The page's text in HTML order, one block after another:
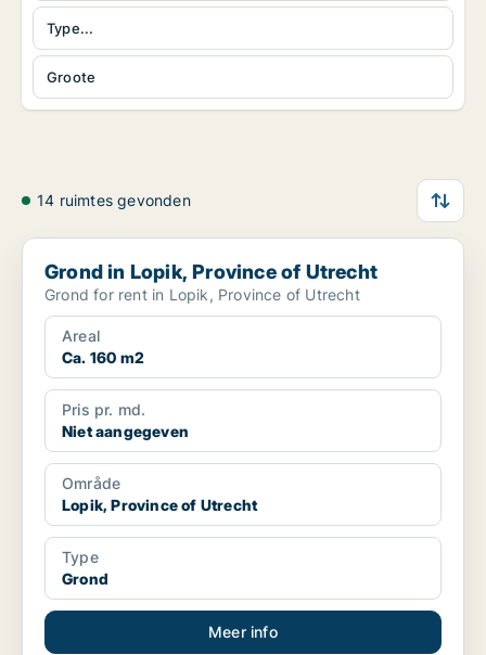
Type...
Groote
14 ruimtes gevonden
Grond in Lopik, Province of Utrecht
Grond in Lopik, Province of Utrecht
Grond for rent in Lopik, Province of Utrecht
Areal
Ca. 160 m2
Pris pr. md.
Niet aangegeven
Område
Lopik, Province of Utrecht
Type
Grond
Meer info